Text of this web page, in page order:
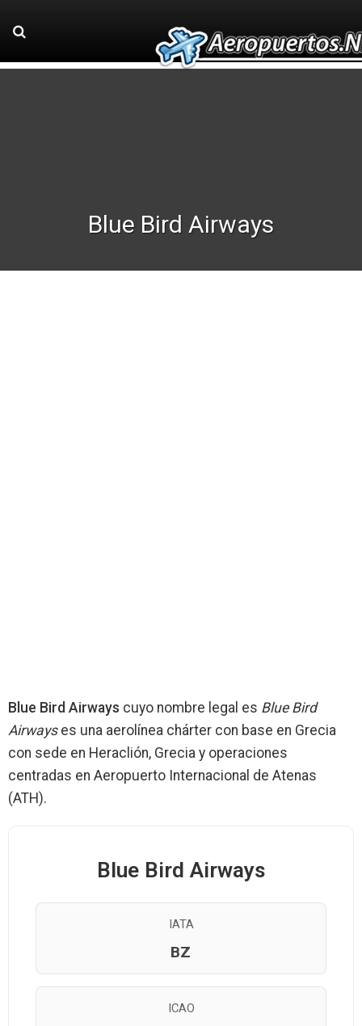
Blue Bird Airways
Blue Bird Airways cuyo nombre legal es Blue Bird
Airwayses una aerolínea chárter con base en Grecia
con sede en Heraclión, Grecia y operaciones
centradas en Aeropuerto Internacional de Atenas
(ATH).
Blue Bird Airways
IATA
BZ
ICAO